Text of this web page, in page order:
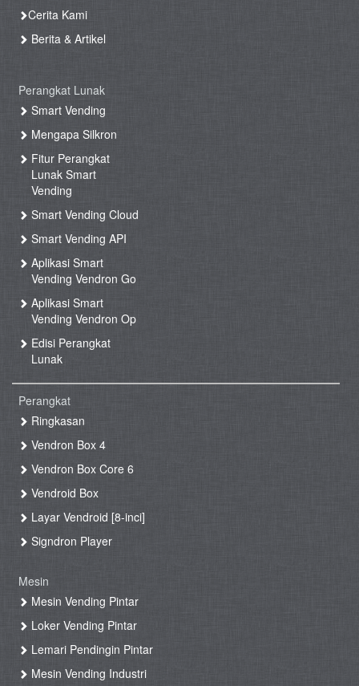
Cerita Kami
Berita & Artikel
Perangkat Lunak
Smart Vending
Mengapa Silkron
Fitur Perangkat
Lunak Smart
Vending
Smart Vending Cloud
Smart Vending API
Aplikasi Smart
Vending Vendron Go
Aplikasi Smart
Vending Vendron Op
Edisi Perangkat
Lunak
Perangkat
Ringkasan
Vendron Box 4
Vendron Box Core 6
Vendroid Box
Layar Vendroid [8-inci]
Signdron Player
Mesin
Mesin Vending Pintar
Loker Vending Pintar
Lemari Pendingin Pintar
Mesin Vending Industri